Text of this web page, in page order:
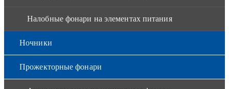
Налобные фонари на элементах питания
Ночники
Прожекторные фонари